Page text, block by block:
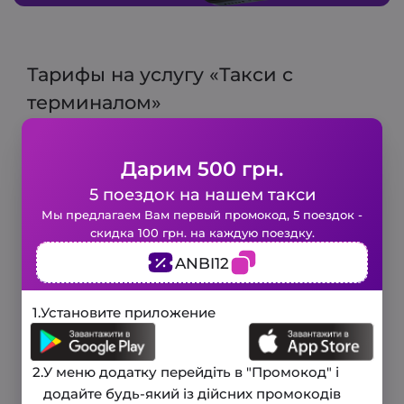
Тарифы на услугу «Такси с
терминалом»
Городской тариф
Минимальный тариф:
Включено 6 мин и 3 км
80 грн.
Цена за 1 км: 15 грн
Загородный тариф
Закажите такси в 1 клик!
Заполните короткую форму и наше
авто будет у вас уже через
несколько минут.
Телефон
Ваше имя
3 минуты
и мы вам перезвоним!
Спасибо, Ваш запрос принят, и мы
вскоре свяжемся с вами для
Дарим 500 грн.
5 поездок на нашем такси
Мы предлагаем Вам первый промокод, 5 поездок -
скидка 100 грн. на каждую поездку.
ANBI12
1.Установите приложение
2.У меню додатку перейдіть в "Промокод" і
додайте будь-який із дійсних промокодів